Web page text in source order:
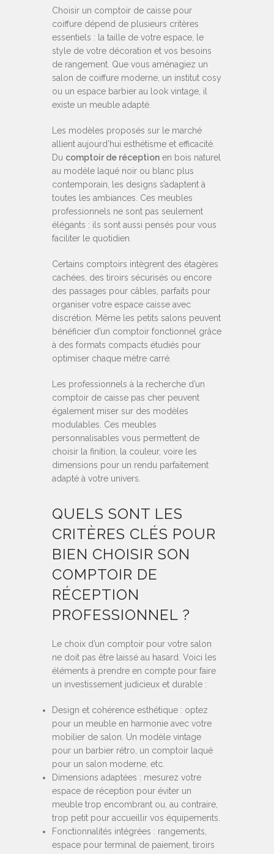
Choisir un comptoir de caisse pour
coiffure dépend de plusieurs critères
essentiels : la taille de votre espace, le
style de votre décoration et vos besoins
de rangement. Que vous aménagiez un
salon de coiffure moderne, un institut cosy
ou un espace barbier au look vintage, il
existe un meuble adapté.
Les modèles proposés sur le marché
allient aujourd’hui esthétisme et efficacité.
Du comptoir de réception en bois naturel
au modèle laqué noir ou blanc plus
contemporain, les designs s’adaptent à
toutes les ambiances. Ces meubles
professionnels ne sont pas seulement
élégants : ils sont aussi pensés pour vous
faciliter le quotidien.
Certains comptoirs intègrent des étagères
cachées, des tiroirs sécurisés ou encore
des passages pour câbles, parfaits pour
organiser votre espace caisse avec
discrétion. Même les petits salons peuvent
bénéficier d’un comptoir fonctionnel grâce
à des formats compacts étudiés pour
optimiser chaque mètre carré.
Les professionnels à la recherche d’un
comptoir de caisse pas cher peuvent
également miser sur des modèles
modulables. Ces meubles
personnalisables vous permettent de
choisir la finition, la couleur, voire les
dimensions pour un rendu parfaitement
adapté à votre univers.
QUELS SONT LES
CRITÈRES CLÉS POUR
BIEN CHOISIR SON
COMPTOIR DE
RÉCEPTION
PROFESSIONNEL ?
Le choix d’un comptoir pour votre salon
ne doit pas être laissé au hasard. Voici les
éléments à prendre en compte pour faire
un investissement judicieux et durable :
Design et cohérence esthétique : optez
pour un meuble en harmonie avec votre
mobilier de salon. Un modèle vintage
pour un barbier rétro, un comptoir laqué
pour un salon moderne, etc.
Dimensions adaptées : mesurez votre
espace de réception pour éviter un
meuble trop encombrant ou, au contraire,
trop petit pour accueillir vos équipements.
Fonctionnalités intégrées : rangements,
espace pour terminal de paiement, tiroirs